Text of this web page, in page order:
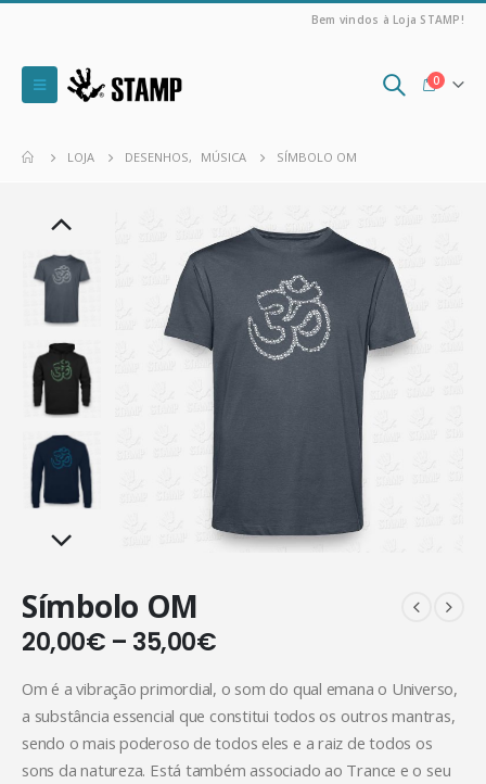
Bem vindos à Loja STAMP!
0
LOJA DESENHOS, MÚSICA SÍMBOLO OM
Símbolo OM
20,00€ – 35,00€
Om é a vibração primordial, o som do qual emana o Universo,
a substância essencial que constitui todos os outros mantras,
sendo o mais poderoso de todos eles e a raiz de todos os
sons da natureza. Está também associado ao Trance e o seu